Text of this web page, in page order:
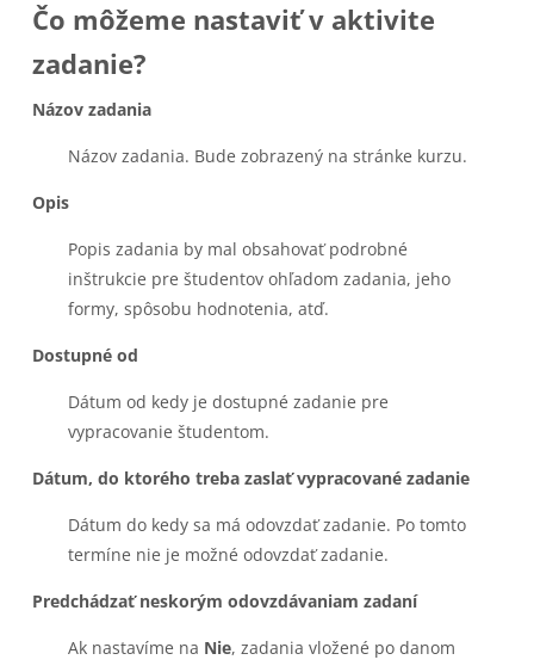
Čo môžeme nastaviť v aktivite
zadanie?
Názov zadania
Názov zadania. Bude zobrazený na stránke kurzu.
Opis
Popis zadania by mal obsahovať podrobné
inštrukcie pre študentov ohľadom zadania, jeho
formy, spôsobu hodnotenia, atď.
Dostupné od
Dátum od kedy je dostupné zadanie pre
vypracovanie študentom.
Dátum, do ktorého treba zaslať vypracované zadanie
Dátum do kedy sa má odovzdať zadanie. Po tomto
termíne nie je možné odovzdať zadanie.
Predchádzať neskorým odovzdávaniam zadaní
Ak nastavíme na Nie, zadania vložené po danom